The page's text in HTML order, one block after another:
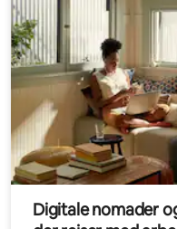
Digitale nomader